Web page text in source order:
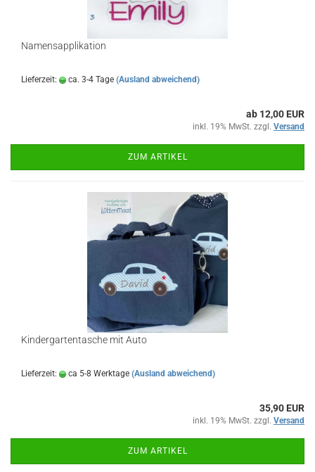
Namensapplikation
Lieferzeit: ca. 3-4 Tage (Ausland abweichend)
ab 12,00 EUR
inkl. 19% MwSt. zzgl. Versand
ZUM ARTIKEL
Kindergartentasche mit Auto
Lieferzeit: ca 5-8 Werktage (Ausland abweichend)
35,90 EUR
inkl. 19% MwSt. zzgl. Versand
ZUM ARTIKEL